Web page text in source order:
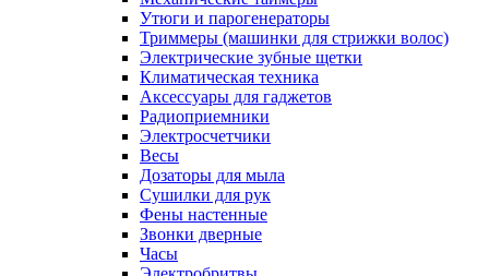
Утюги и парогенераторы
Триммеры (машинки для стрижки волос)
Электрические зубные щетки
Климатическая техника
Аксессуары для гаджетов
Радиоприемники
Электросчетчики
Весы
Дозаторы для мыла
Сушилки для рук
Фены настенные
Звонки дверные
Часы